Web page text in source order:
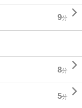
9分 
8分 
5分 